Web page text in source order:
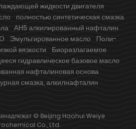
жидкости двигателя
полностью синтетическая смазка
АН5 алкилированный нафталин
Эмульгированное масло
Поли-
вязкости
Биоразлагаемое
гидравлическое базовое масло
нафталиновая основа
смазка, алкилнафталин
© Beijing Haohui Weiye
Co., Ltd.